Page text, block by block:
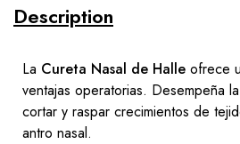
Description
La Cureta Nasal de Halle ofrece
ventajas operatorias. Desempeña
cortar y raspar crecimientos de
antro nasal.